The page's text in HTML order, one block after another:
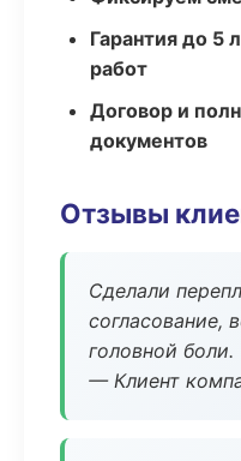
Гарантия до 5
работ
Договор и
документов
Отзывы
Сделали
согласование,
головной боли.
— Клиент